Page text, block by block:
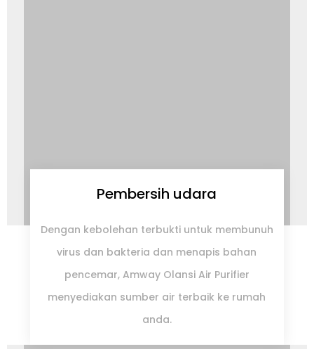
Pembersih udara
Dengan kebolehan terbukti untuk membunuh
virus dan bakteria dan menapis bahan
pencemar, Amway Olansi Air Purifier
menyediakan sumber air terbaik ke rumah
anda.